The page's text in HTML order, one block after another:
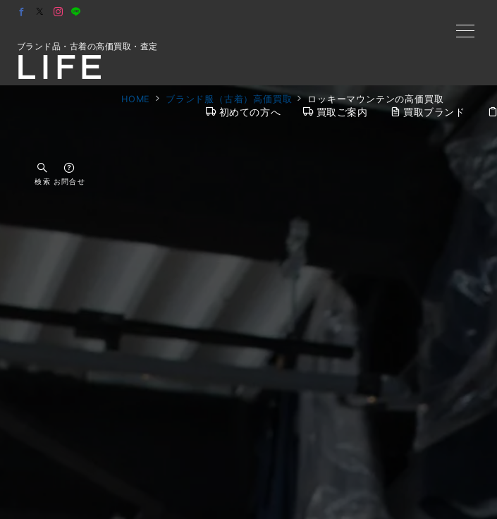
ブランド品・古着の高価買取・査定
初めての方へ 買取ご案内 買取ブランド
検索 お問合せ
HOME ブランド服（古着）高価買取 ロッキーマウンテンの高価買取